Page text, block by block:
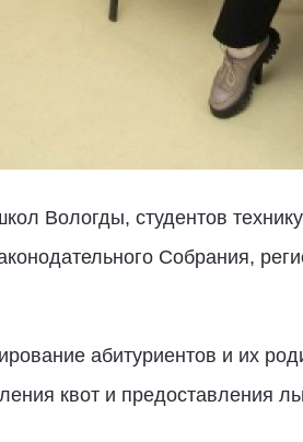
Вологды, студентов
Собрания,
абитуриентов и их
квот и предоставления